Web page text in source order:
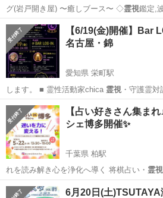
グ(岩戸開き屋) 〜癒しブース〜 ◇霊視鑑定,
神開己佳…
岐阜 岐阜市 柳津駅 ワークショッ
【6/19(金)開催】Bar
名古屋・錦
愛知県 栄町駅
します。 ■ 霊性活動家chica 霊視・守護霊対話 得意なご相談
…愛知 名古屋市 栄町駅 その他
【占い好きさん集ま
シェ博多開催✨
千葉県 柏駅
れを読み解き心を浄化へ導く 将棋占い・ 霊視
こ（主催）@…
千葉 柏市 柏駅 その他 マ
6月20日(土